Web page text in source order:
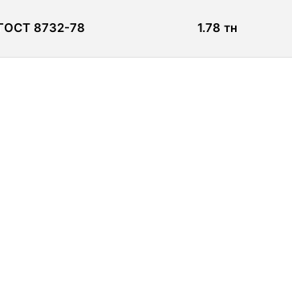
8732-78 1.78 тн